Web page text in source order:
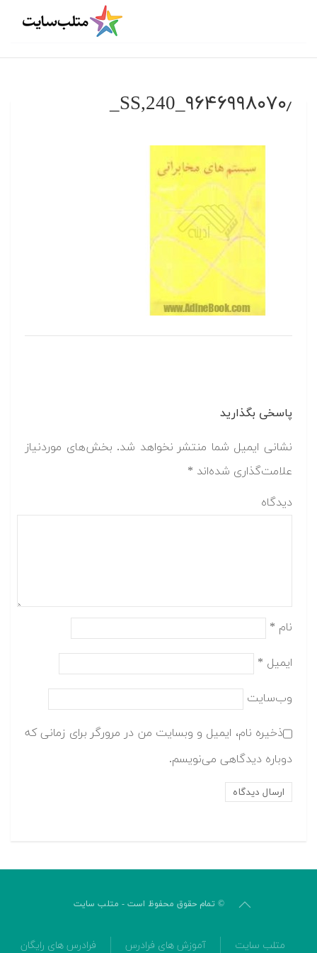
۹۶۴۶۹۹۸۰۷۰٫_SS,240_
پاسخی بگذارید
نشانی ایمیل شما منتشر نخواهد شد. بخش‌های موردنیاز
علامت‌گذاری شده‌اند *
دیدگاه
نام *
ایمیل *
وب‌سایت
ذخیره نام، ایمیل و وبسایت من در مرورگر برای زمانی که
دوباره دیدگاهی می‌نویسم.
© تمام حقوق محفوظ است - متلب سایت
متلب سایت آموزش های فرادرس فرادرس های رایگان